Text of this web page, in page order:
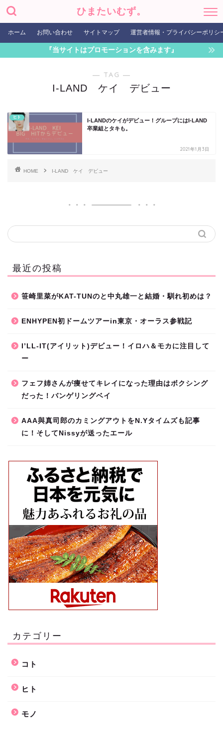
ひまたいむず。
ホーム お問い合わせ サイトマップ 運営者情報・プライバシーポリシ
『当サイトはプロモーションを含みます』
― TAG ―
I-LAND ケイ デビュー
ヒト
I-LANDのケイがデビュー！グループにはI-LAND
卒業組とタキも。
2021年1月3日
HOME I-LAND ケイ デビュー
最近の投稿
笹崎里菜がKAT-TUNのと中丸雄一と結婚・馴れ初めは？
ENHYPEN初ドームツアーin東京・オーラス参戦記
I’LL-IT(アイリット)デビュー！イロハ＆モカに注目して
ー
フェフ姉さんが痩せてキレイになった理由はボクシング
だった！バンゲリングベイ
AAA與真司郎のカミングアウトをN.Yタイムズも記事
に！そしてNissyが送ったエール
カテゴリー
コト
ヒト
モノ